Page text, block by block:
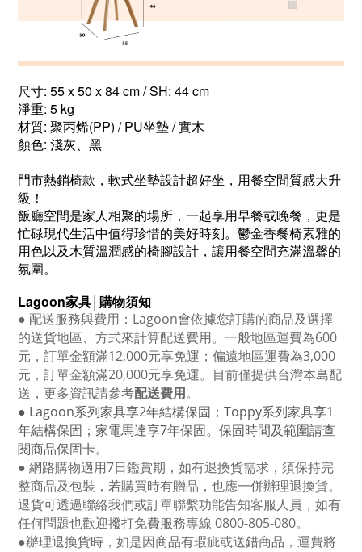
尺寸: 55 x 50 x 84 cm / SH: 44 cm
淨重: 5 kg
材質: 聚丙烯(PP) / PU坐墊 / 實木
顏色: 淺灰、黑
門市熱銷椅款，軟式坐墊設計超好坐，用餐空間質感大升
級！
飯廳空間是家人相聚的場所，一起享用早餐或晚餐，更是
忙碌現代生活中值得珍惜的美好時刻。鬱金香餐椅素雅的
用色以及木質溫潤感的椅腳設計，讓用餐空間充滿溫馨的
氛圍。
Lagoon家具│購物須知
● 配送服務與費用： Lagoon會依據您訂購的商品及選擇
的送貨地區、方式來計算配送費用。一般地區運費為600
元，訂單金額滿12,000元享免運；偏遠地區運費為3,000
元，訂單金額滿20,000元享免運。目前僅提供台灣本島配
送，更多資訊請參考配送費用。
● Lagoon系列家具享2年結構保固； Toppy系列家具享1
年結構保固；家電馬達享7年保固。保固時間及範圍請查
閱商品保固卡。
● 網路購物適用7日鑑賞期，如有退換貨需求，須保持完
整商品及包裝，若購買時有贈品，也應一併辦理退換貨。
退貨可透過聯絡我們或訂單聯繫功能告知客服人員，如有
任何問題也歡迎撥打免費服務專線 0800-805-080。
●辦理退換貨時，如是因商品有瑕疵或送錯商品，運費將